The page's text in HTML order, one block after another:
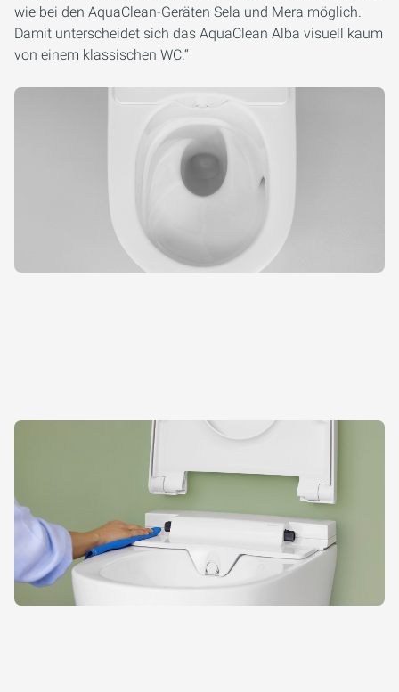
wie bei den AquaClean-Geräten Sela und Mera möglich.
Damit unterscheidet sich das AquaClean Alba visuell kaum
von einem klassischen WC.“